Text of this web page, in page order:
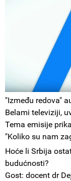
"Između redova"
Belami televiziji,
Tema emisije
"Koliko su nam
Hoće li Srbija
budućnosti?
Gost: docent dr